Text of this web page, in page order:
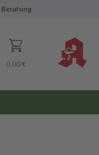
Beratung
0,00 €